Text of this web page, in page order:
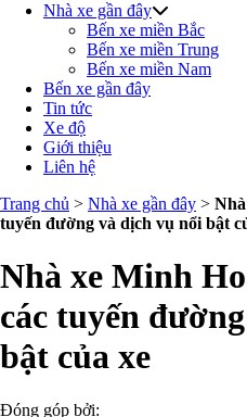
Nhà xe gần đây
Bến xe miền Bắc
Bến xe miền Trung
Bến xe miền Nam
Bến xe gần đây
Tin tức
Xe độ
Giới thiệu
Liên hệ
Trang chủ > Nhà xe gần đây >
tuyến đường và dịch vụ nổi bật
Nhà xe Minh
các tuyến
bật của xe
Đóng góp bởi: